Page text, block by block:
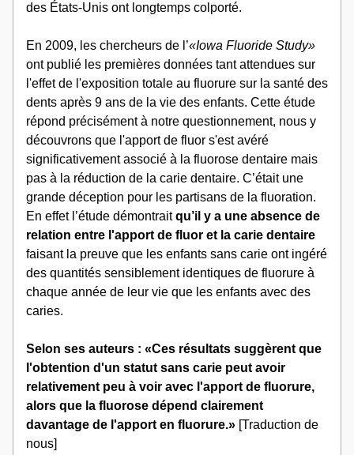
des États-Unis ont longtemps colporté.
En 2009, les chercheurs de l’«Iowa Fluoride Study»
ont publié les premières données tant attendues sur
l'effet de l'exposition totale au fluorure sur la santé des
dents après 9 ans de la vie des enfants. Cette étude
répond précisément à notre questionnement, nous y
découvrons que l'apport de fluor s'est avéré
significativement associé à la fluorose dentaire mais
pas à la réduction de la carie dentaire. C’était une
grande déception pour les partisans de la fluoration.
En effet l’étude démontrait qu’il y a une absence de
relation entre l'apport de fluor et la carie dentaire
faisant la preuve que les enfants sans carie ont ingéré
des quantités sensiblement identiques de fluorure à
chaque année de leur vie que les enfants avec des
caries.
Selon ses auteurs : «Ces résultats suggèrent que
l'obtention d'un statut sans carie peut avoir
relativement peu à voir avec l'apport de fluorure,
alors que la fluorose dépend clairement
davantage de l'apport en fluorure.» [Traduction de
nous]